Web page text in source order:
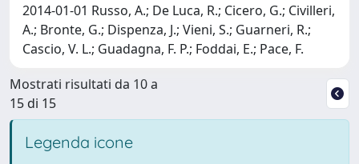
2014-01-01 Russo, A.; De Luca, R.; Cicero, G.; Civilleri,
A.; Bronte, G.; Dispenza, J.; Vieni, S.; Guarneri, R.;
Cascio, V. L.; Guadagna, F. P.; Foddai, E.; Pace, F.
Mostrati risultati da 10 a
15 di 15
Legenda icone